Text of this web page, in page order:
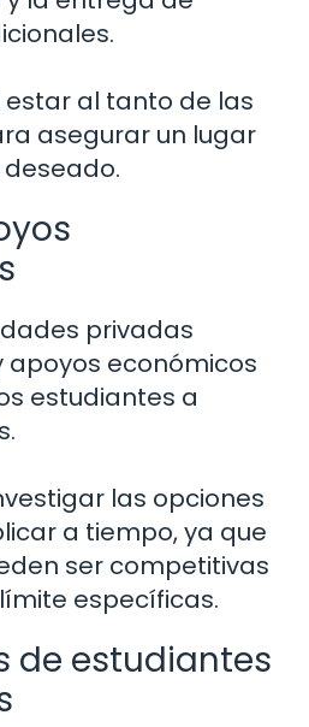
al tanto de las
asegurar un lugar
privadas
apoyos económicos
estudiantes a
las opciones
a tiempo, ya que
ser competitivas
específicas.
de estudiantes